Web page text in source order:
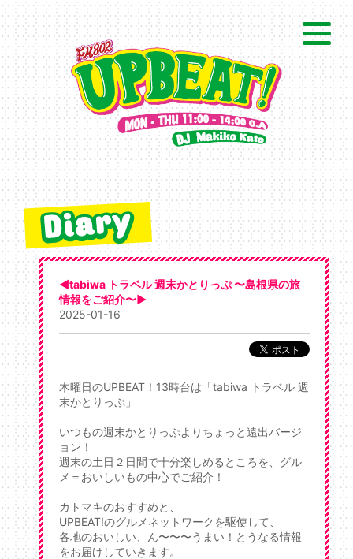
◀tabiwa トラベル 週末かとりっぷ 〜島根県の旅
情報をご紹介〜▶
2025-01-16
木曜日のUPBEAT！13時台は「tabiwa トラベル 週
末かとりっぷ」
いつもの週末かとりっぷよりちょっと遠出バージ
ョン！
週末の土日２日間で十分楽しめるところを、グル
メ＝おいしいもの中心でご紹介！
カトマキのおすすめと、
UPBEAT!のグルメネットワークを駆使して、
各地のおいしい、ん〜〜〜うまい！とうなる情報
をお届けしていきます。